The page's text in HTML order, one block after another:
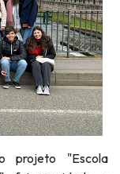
projeto "Escola